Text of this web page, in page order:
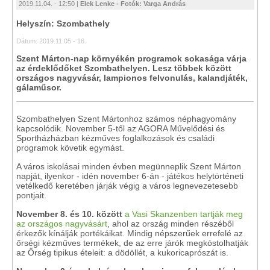
2019.11.04. - 12:50 | Elek Lenke - Fotók: Varga András
Helyszín: Szombathely
Dátum: 2019.11.05 - 16.
Szent Márton-nap környékén programok sokasága várja
az érdeklődőket Szombathelyen. Lesz többek között
országos nagyvásár, lampionos felvonulás, kalandjáték,
gálaműsor.
Szombathelyen Szent Mártonhoz számos néphagyomány
kapcsolódik. November 5-től az AGORA Művelődési és
Sportházházban kézműves foglalkozások és családi
programok követik egymást.
A város iskolásai minden évben megünneplik Szent Márton
napját, ilyenkor - idén november 6-án - játékos helytörténeti
vetélkedő keretében járják végig a város legnevezetesebb
pontjait.
November 8. és 10. között a Vasi Skanzenben tartják meg
az országos nagyvásárt , ahol az ország minden részéből
érkezők kínálják portékáikat. Mindig népszerűek errefelé az
őrségi kézműves termékek, de az erre járók megkóstolhatják
az Őrség tipikus ételeit: a dödöllét, a kukoricaprószát is.